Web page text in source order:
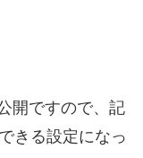
開ですので、記
きる設定になっ